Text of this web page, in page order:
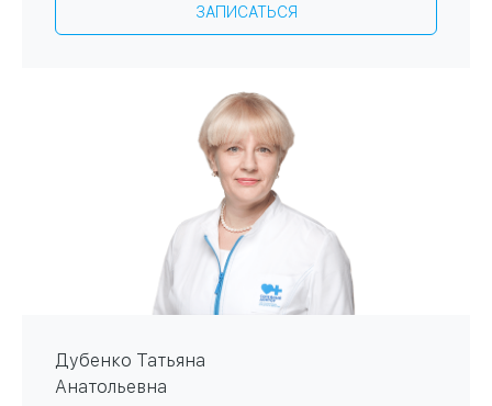
ЗАПИСАТЬСЯ
Дубенко Татьяна
Анатольевна